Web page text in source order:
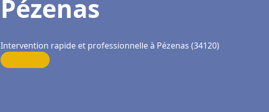
Pézenas
Intervention rapide et professionnelle à Pézenas (34120)